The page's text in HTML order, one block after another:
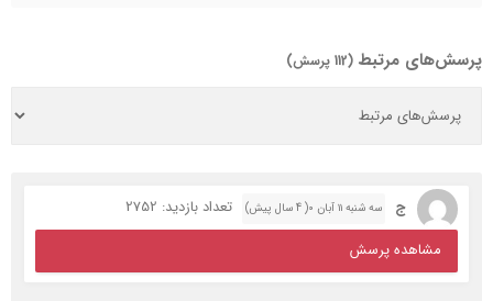
پرسش‌های مرتبط (112 پرسش)
ج سه شنبه ۱۱ آبان ۰( 4 سال پیش)
تعداد بازدید: 2752
مشاهده پرسش